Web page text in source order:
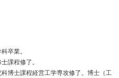
卒業。
課程修了。
博士課程経営工学専攻修了。博士（工